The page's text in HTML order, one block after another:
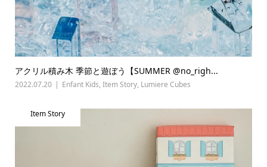
アクリル積み木 季節と遊ぼう【SUMMER @no_righ...
2022.07.20 Enfant Kids, Item Story, Lumiere Cubes
Item Story